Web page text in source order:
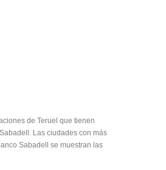
de Teruel que tienen
Las ciudades con más
Sabadell se muestran las